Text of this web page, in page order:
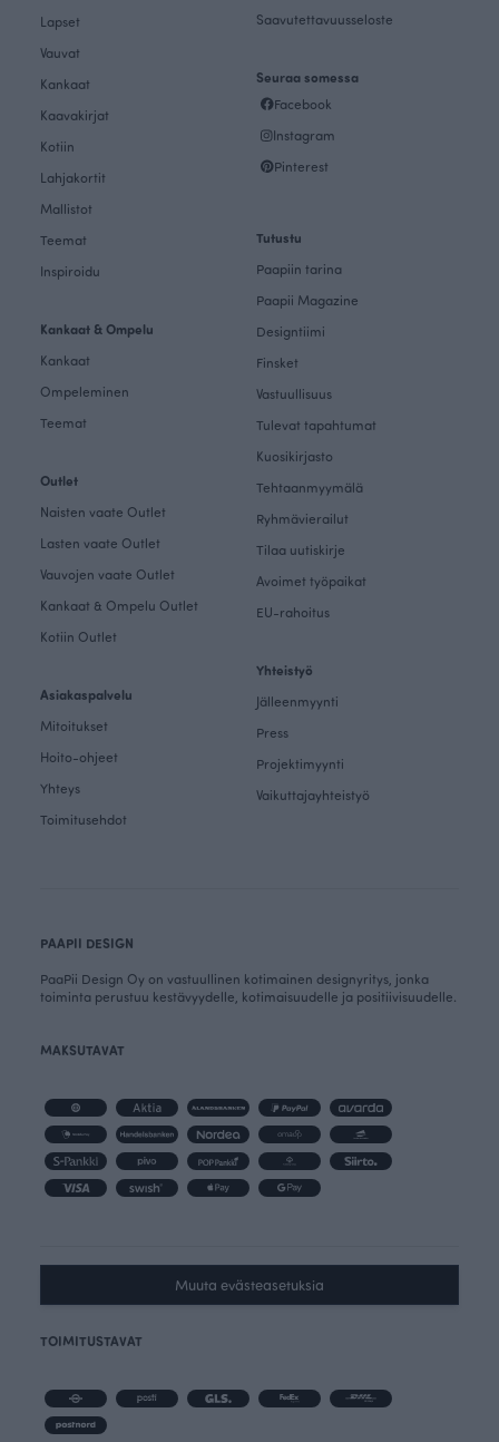
Lapset
Vauvat
Kankaat
Kaavakirjat
Kotiin
Lahjakortit
Mallistot
Teemat
Inspiroidu
Kankaat & Ompelu
Kankaat
Ompeleminen
Teemat
Outlet
Naisten vaate Outlet
Lasten vaate Outlet
Vauvojen vaate Outlet
Kankaat & Ompelu Outlet
Kotiin Outlet
Asiakaspalvelu
Mitoitukset
Hoito-ohjeet
Yhteys
Toimitusehdot
Saavutettavuusseloste
Seuraa somessa
Facebook
Instagram
Pinterest
Tutustu
Paapiin tarina
Paapii Magazine
Designtiimi
Finsket
Vastuullisuus
Tulevat tapahtumat
Kuosikirjasto
Tehtaanmyymälä
Ryhmävierailut
Tilaa uutiskirje
Avoimet työpaikat
EU-rahoitus
Yhteistyö
Jälleenmyynti
Press
Projektimyynti
Vaikuttajayhteistyö
PAAPII DESIGN
PaaPii Design Oy on vastuullinen kotimainen designyritys, jonka
toiminta perustuu kestävyydelle, kotimaisuudelle ja positiivisuudelle.
MAKSUTAVAT
Muuta evästeasetuksia
TOIMITUSTAVAT